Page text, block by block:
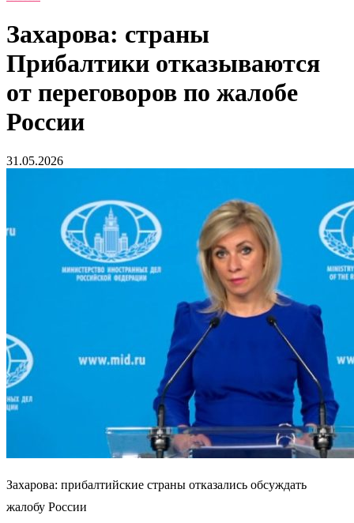
Захарова: страны
Прибалтики отказываются
от переговоров по жалобе
России
31.05.2026
Захарова: прибалтийские страны отказались обсуждать
жалобу России